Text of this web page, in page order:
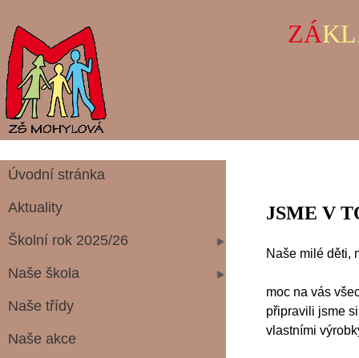
ZÁKL
Úvodní stránka
Aktuality
Školní rok 2025/26
Naše škola
Naše třídy
Naše akce
JSME V
Naše milé děti,
moc na vás
připravili jsme
vlastními